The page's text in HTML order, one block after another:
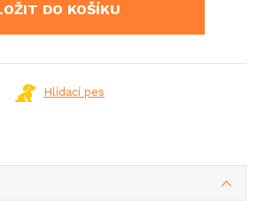
DO KOŠÍKU
Hlídací pes